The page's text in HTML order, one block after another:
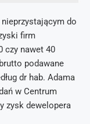
do
firm
czy nawet 40
podawane
dr hab. Adama
w Centrum
zysk dewelopera